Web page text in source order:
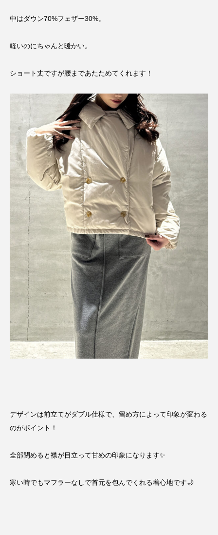
中はダウン70%フェザー30%。
軽いのにちゃんと暖かい。
ショート丈ですが腰まであたためてくれます！
デザインは前立てがダブル仕様で、留め方によって印象が変わる
のがポイント！
全部閉めると襟が目立って甘めの印象になります✨
寒い時でもマフラーなしで首元を包んでくれる着心地です🌙